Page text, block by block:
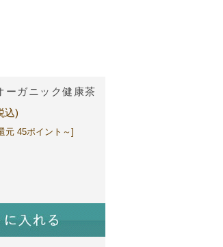
ガニック健康茶
込)
元 45ポイント～]